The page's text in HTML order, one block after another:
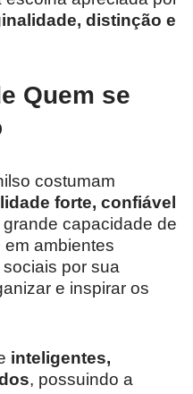
distinção e
Quem se
costumam
forte, confiável
grande capacidade de
em ambientes
por sua
e inspirar os
inteligentes,
, possuindo a